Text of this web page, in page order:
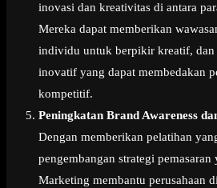
inovasi dan kreativitas di antara
Mereka dapat memberikan
individu untuk berpikir kreatif, dan
inovatif yang dapat membedakan
kompetitif.
Peningkatan Brand Awareness
Dengan memberikan pelatihan
pengembangan strategi
Marketing membantu perusahaan